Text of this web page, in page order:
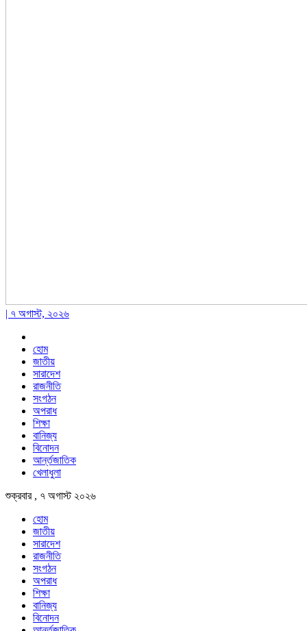
| ৭ অগাস্ট, ২০২৬
হোম
জাতীয়
সারাদেশ
রাজনীতি
সংগঠন
অপরাধ
শিক্ষা
বানিজ্য
বিনোদন
আর্ন্তজাতিক
খেলাধুলা
শুক্রবার , ৭ অগাস্ট ২০২৬
হোম
জাতীয়
সারাদেশ
রাজনীতি
সংগঠন
অপরাধ
শিক্ষা
বানিজ্য
বিনোদন